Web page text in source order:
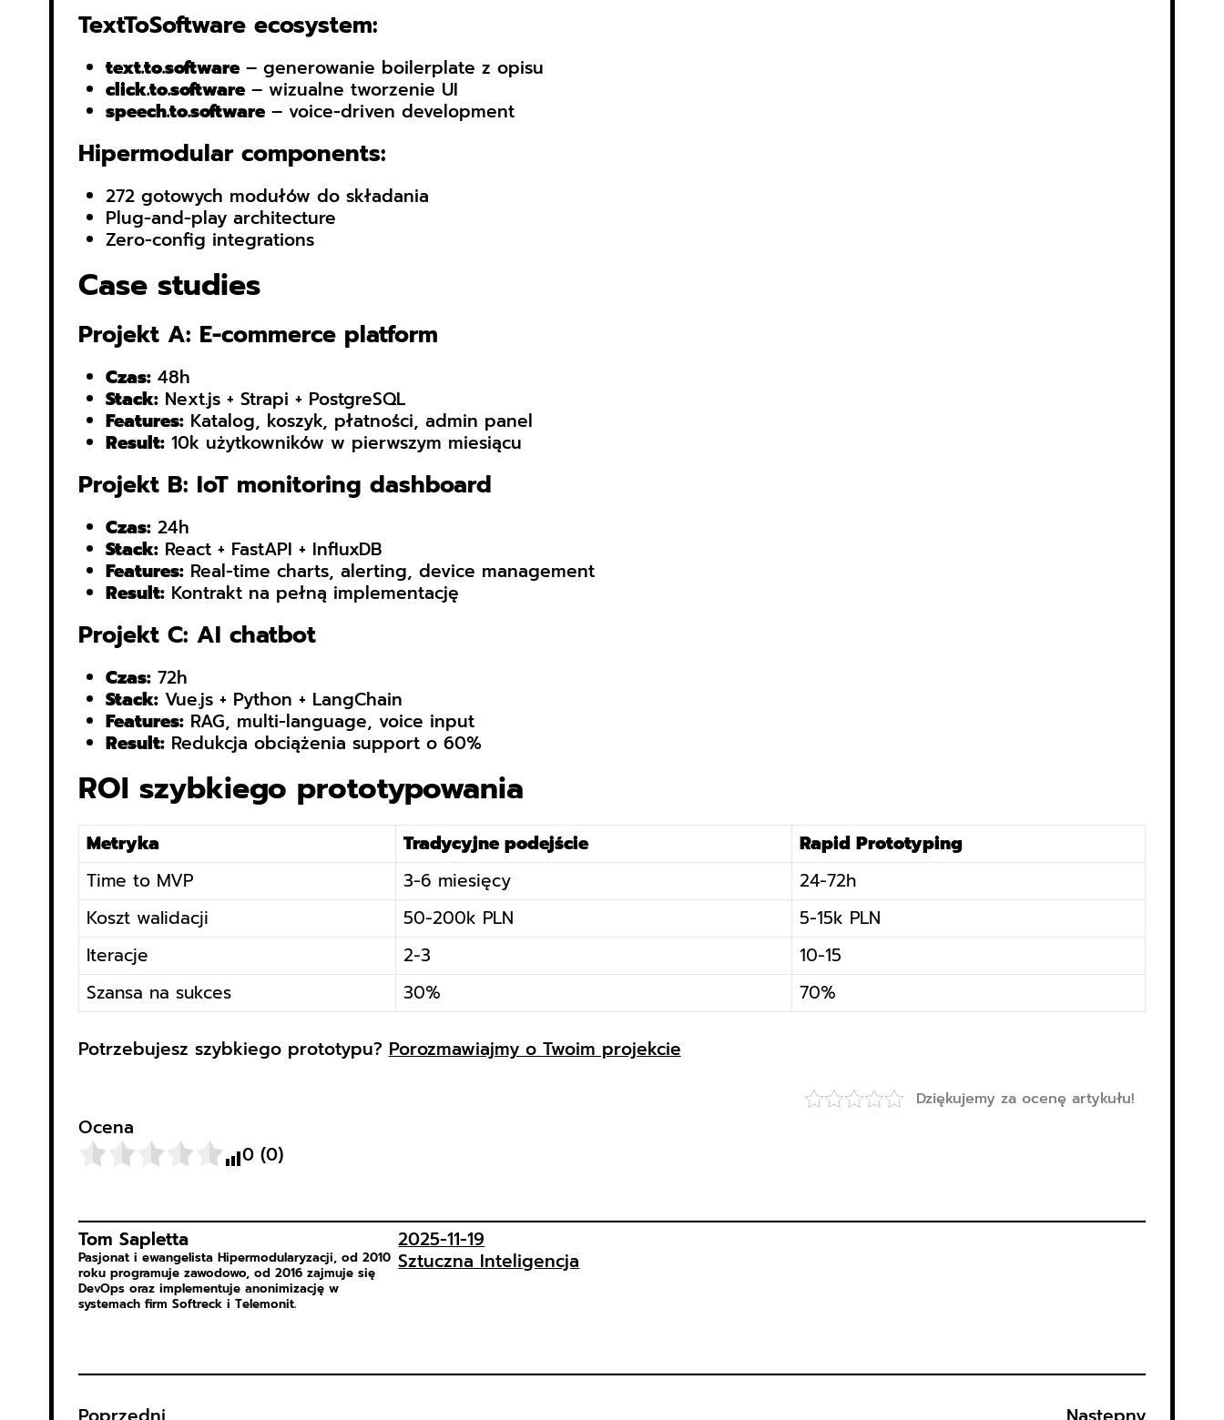
TextToSoftware ecosystem:
text.to.software– generowanie boilerplate z opisu
click.to.software– wizualne tworzenie UI
speech.to.software– voice-driven development
Hipermodular components:
272 gotowych modułów do składania
Plug-and-play architecture
Zero-config integrations
Case studies
Projekt A: E-commerce platform
Czas:48h
Stack:Next.js + Strapi + PostgreSQL
Features:Katalog, koszyk, płatności, admin panel
Result:10k użytkowników w pierwszym miesiącu
Projekt B: IoT monitoring dashboard
Czas:24h
Stack:React + FastAPI + InfluxDB
Features:Real-time charts, alerting, device management
Result:Kontrakt na pełną implementację
Projekt C: AI chatbot
Czas:72h
Stack:Vue.js + Python + LangChain
Features:RAG, multi-language, voice input
Result:Redukcja obciążenia support o 60%
ROI szybkiego prototypowania
Metryka Tradycyjne podejście
Rapid Prototyping
Time to MVP
3-6 miesięcy
24-72h
Koszt walidacji
50-200k PLN
5-15k PLN
Iteracje
2-3
10-15
Szansa na sukces
30% 70%
Potrzebujesz szybkiego prototypu? Porozmawiajmy o Twoim projekcie
Dziękujemy za ocenę artykułu!
Ocena
0(0)
Tom Sapletta
Pasjonat i ewangelista Hipermodularyzacji, od 2010
roku programuje zawodowo, od 2016 zajmuje się
DevOps oraz implementuje anonimizację w
systemach firm Softreck i Telemonit.
2025-11-19
Sztuczna Inteligencja